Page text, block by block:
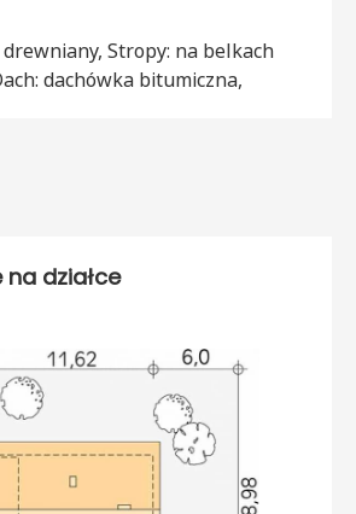
Stropy: na belkach
dachówka bitumiczna,
działce